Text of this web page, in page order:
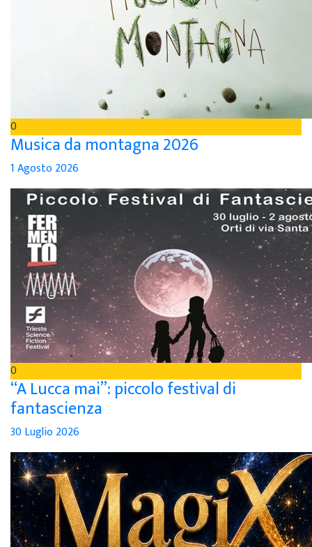
0
Musica da montagna 2026
1 Agosto 2026
0
“A Lucca mai”: piccolo festival di
fantascienza
30 Luglio 2026